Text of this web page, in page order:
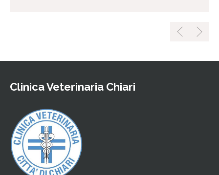
Clinica Veterinaria Chiari